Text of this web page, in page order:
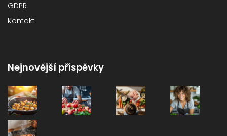
GDPR
Kontakt
Nejnovější příspěvky